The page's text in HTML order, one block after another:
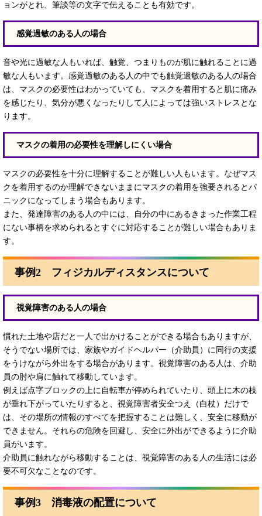
ョンがとれ、筆談等の文字で伝えることも有効です。
感覚過敏のある人の場合
音や光に過敏な人もいれば、触覚、つまりものが肌に触れることに過
敏な人もいます。感覚過敏のある人の中でも触覚過敏のある人の場合
は、マスクの必要性はわかっていても、マスクを着用すると肌に痛み
を感じたり、気分が悪くなったりして人によっては強いストレスとな
ります。
マスクの着用の必要性を理解しにくい場合
マスクの必要性を十分に理解することが難しい人もいます。なぜマス
クを着用するのか理解できないままにマスクの着用を強要されるとパ
ニックになってしまう場合もあります。
また、発達障害のある人の中には、自分の中にあるきまった作業工程
にない事柄を求められるとすぐに対応することが難しい場合もありま
す。
事例2 フィジカルディスタンスについて
視覚障害のある人の場合
慣れた土地や店だと一人で出かけることができる場合もありますが、
そうでない場所では、家族やガイドヘルパー（介助員）に同行の支援
をうけながら外出をする場合があります。視覚障害のある人は、介助
員の肘や肩に触れて移動しています。
例えば点字ブロックの上に自転車が停められていたり、頭上に木の枝
が垂れ下がっていたりすると、視覚障害者安全つえ（白杖）だけで
は、その場所の情報のすべてを把握することは難しく、安全に移動が
できません。それらの危険を回避し、安全に外出ができるように介助
員がいます。
介助員に触れながら移動することは、視覚障害のある人の生活には必
要不可欠なことなのです。
事例3 消毒液の配置について